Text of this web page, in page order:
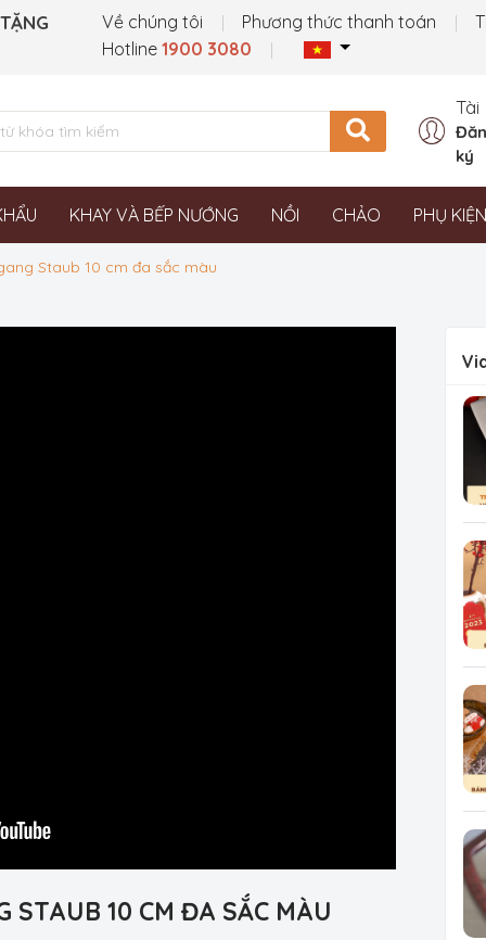
Về chúng tôi Phương thức thanh toán
Hotline1900 3080
Tài
ký
KHAY VÀ BẾP NƯỚNG NỒI CHẢO PHỤ
Staub 10 cm đa sắc màu
STAUB 10 CM ĐA SẮC MÀU